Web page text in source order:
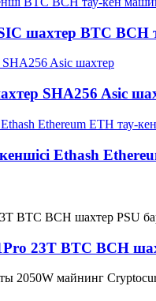
шахтер BTC BCH
SHA256 Asic
Ethash
23T BTC BCH
2050W майнинг